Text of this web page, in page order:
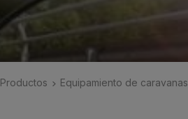
Productos Equipamiento de caravanas